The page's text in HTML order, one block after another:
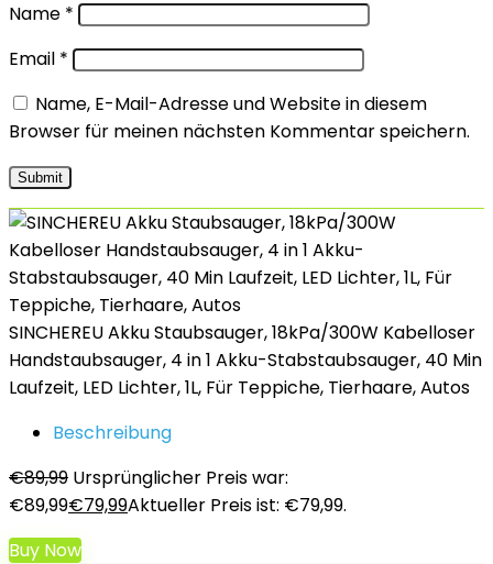
Name *
Email *
Name, E-Mail-Adresse und Website in diesem
Browser für meinen nächsten Kommentar speichern.
SINCHEREU Akku Staubsauger, 18kPa/300W Kabelloser
Handstaubsauger, 4 in 1 Akku-Stabstaubsauger, 40 Min
Laufzeit, LED Lichter, 1L, Für Teppiche, Tierhaare, Autos
Beschreibung
€89,99 Ursprünglicher Preis war:
€89,99€79,99Aktueller Preis ist: €79,99.
Buy Now